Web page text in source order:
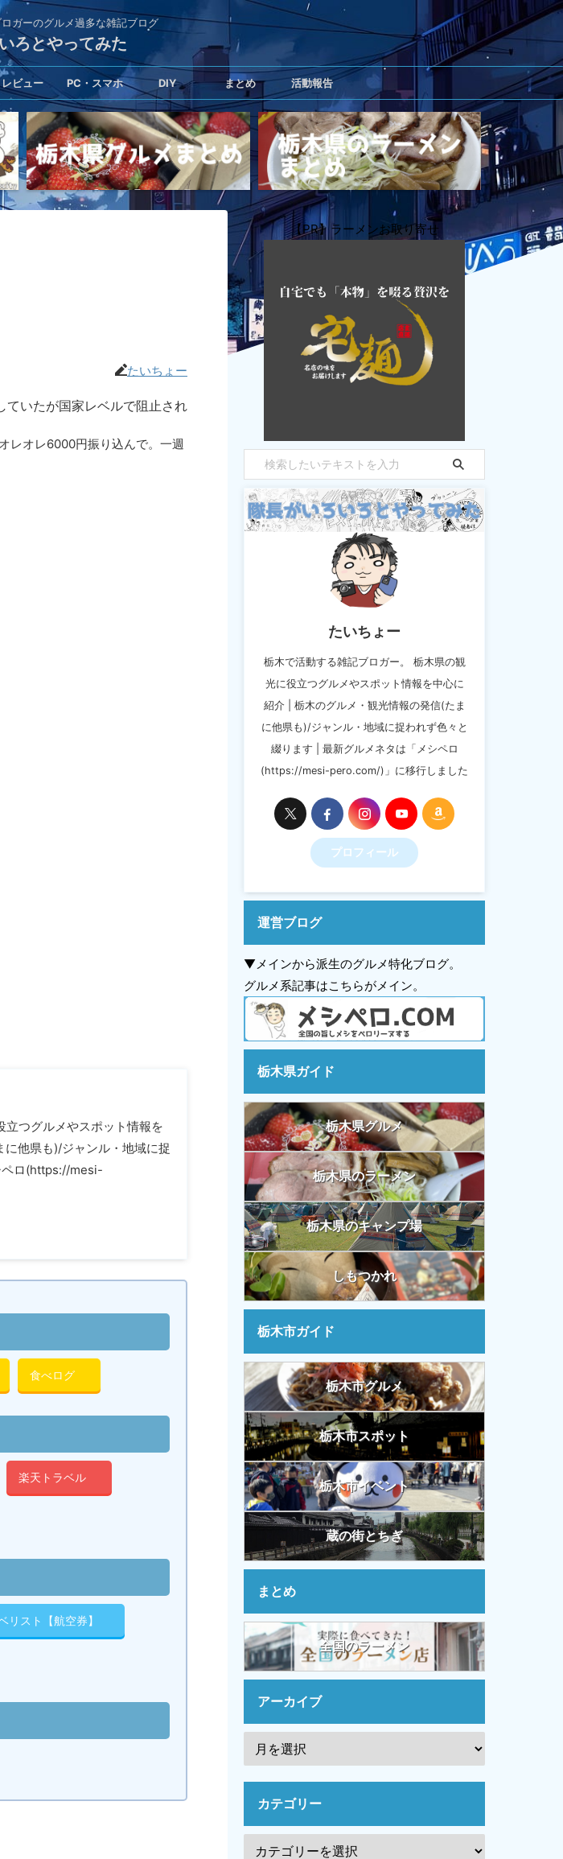
ガーのグルメ過多な雑記ブログ
ろとやってみた
レビュー PC・スマホ DIY まとめ 活動報告
たいちょー
ていたが国家レベルで阻止され
レオレ6000円振り込んで。一週
つグルメやスポット情報を
他県も)/ジャンル・地域に捉
ペロ(https://mesi-
食べログ
楽天トラベル
リスト【航空券】
【PR】ラーメンお取り寄せ
たいちょー
栃木で活動する雑記ブロガー。 栃木県の観
光に役立つグルメやスポット情報を中心に
紹介 | 栃木のグルメ・観光情報の発信(たま
に他県も)/ジャンル・地域に捉われず色々と
綴ります | 最新グルメネタは「メシペロ
(https://mesi-pero.com/)」に移行しました
プロフィール
運営ブログ
▼メインから派生のグルメ特化ブログ。
グルメ系記事はこちらがメイン。
栃木県ガイド
栃木県グルメ
栃木県のラーメン
栃木県のキャンプ場
しもつかれ
栃木市ガイド
栃木市グルメ
栃木市スポット
栃木市イベント
蔵の街とちぎ
まとめ
全国のラーメン
アーカイブ
カテゴリー